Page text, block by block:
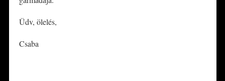
Üdv, ölelés,
Csaba